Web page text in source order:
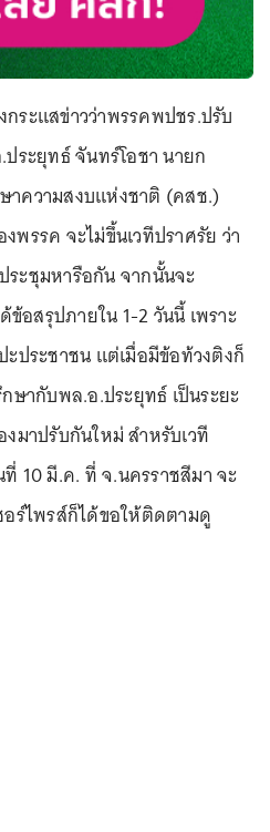
ระแสข่าวว่าพรรคพปชร.ปรับ
ระยุทธ์ จันทร์โอชา นายก
ความสงบแห่งชาติ (คสช.)
รรค จะไม่ขึ้นเวทีปราศรัย ว่า
ะชุมหารือกัน จากนั้นจะ
อสรุปภายใน 1-2 วันนี้ เพราะ
ประชาชน แต่เมื่อมีข้อท้วงติงก็
ษากับพล.อ.ประยุทธ์ เป็นระยะ
มาปรับกันใหม่ สำหรับเวที
10 มี.ค. ที่ จ.นครราชสีมา จะ
ร์ไพรส์ก็ได้ขอให้ติดตามดู